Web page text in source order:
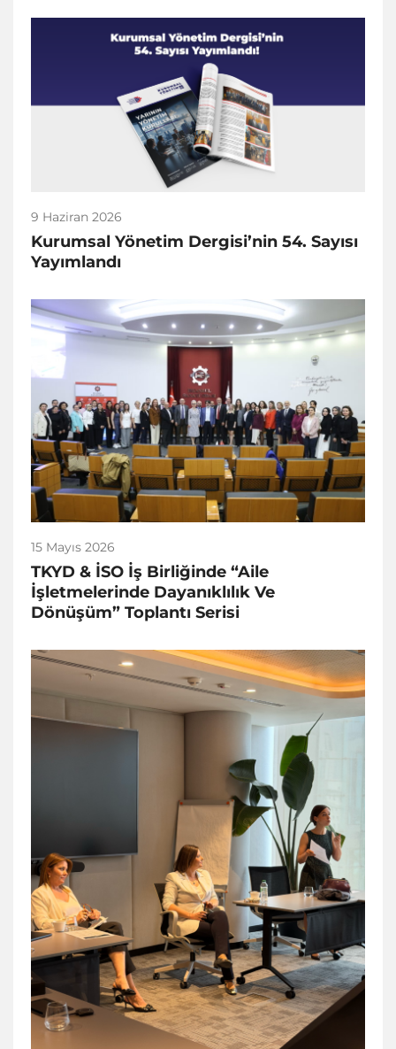
9 Haziran 2026
Kurumsal Yönetim Dergisi’nin 54. Sayısı
Yayımlandı
15 Mayıs 2026
TKYD & İSO İş Birliğinde “Aile
İşletmelerinde Dayanıklılık Ve
Dönüşüm” Toplantı Serisi